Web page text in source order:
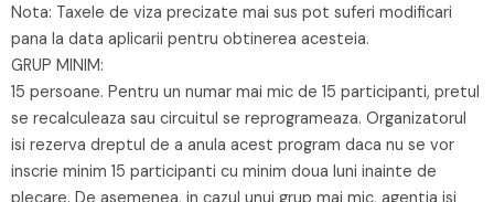
Nota: Taxele de viza precizate mai sus pot suferi modificari
pana la data aplicarii pentru obtinerea acesteia.
GRUP MINIM:
15 persoane. Pentru un numar mai mic de 15 participanti, pretul
se recalculeaza sau circuitul se reprogrameaza. Organizatorul
isi rezerva dreptul de a anula acest program daca nu se vor
inscrie minim 15 participanti cu minim doua luni inainte de
plecare. De asemenea, in cazul unui grup mai mic, agentia isi